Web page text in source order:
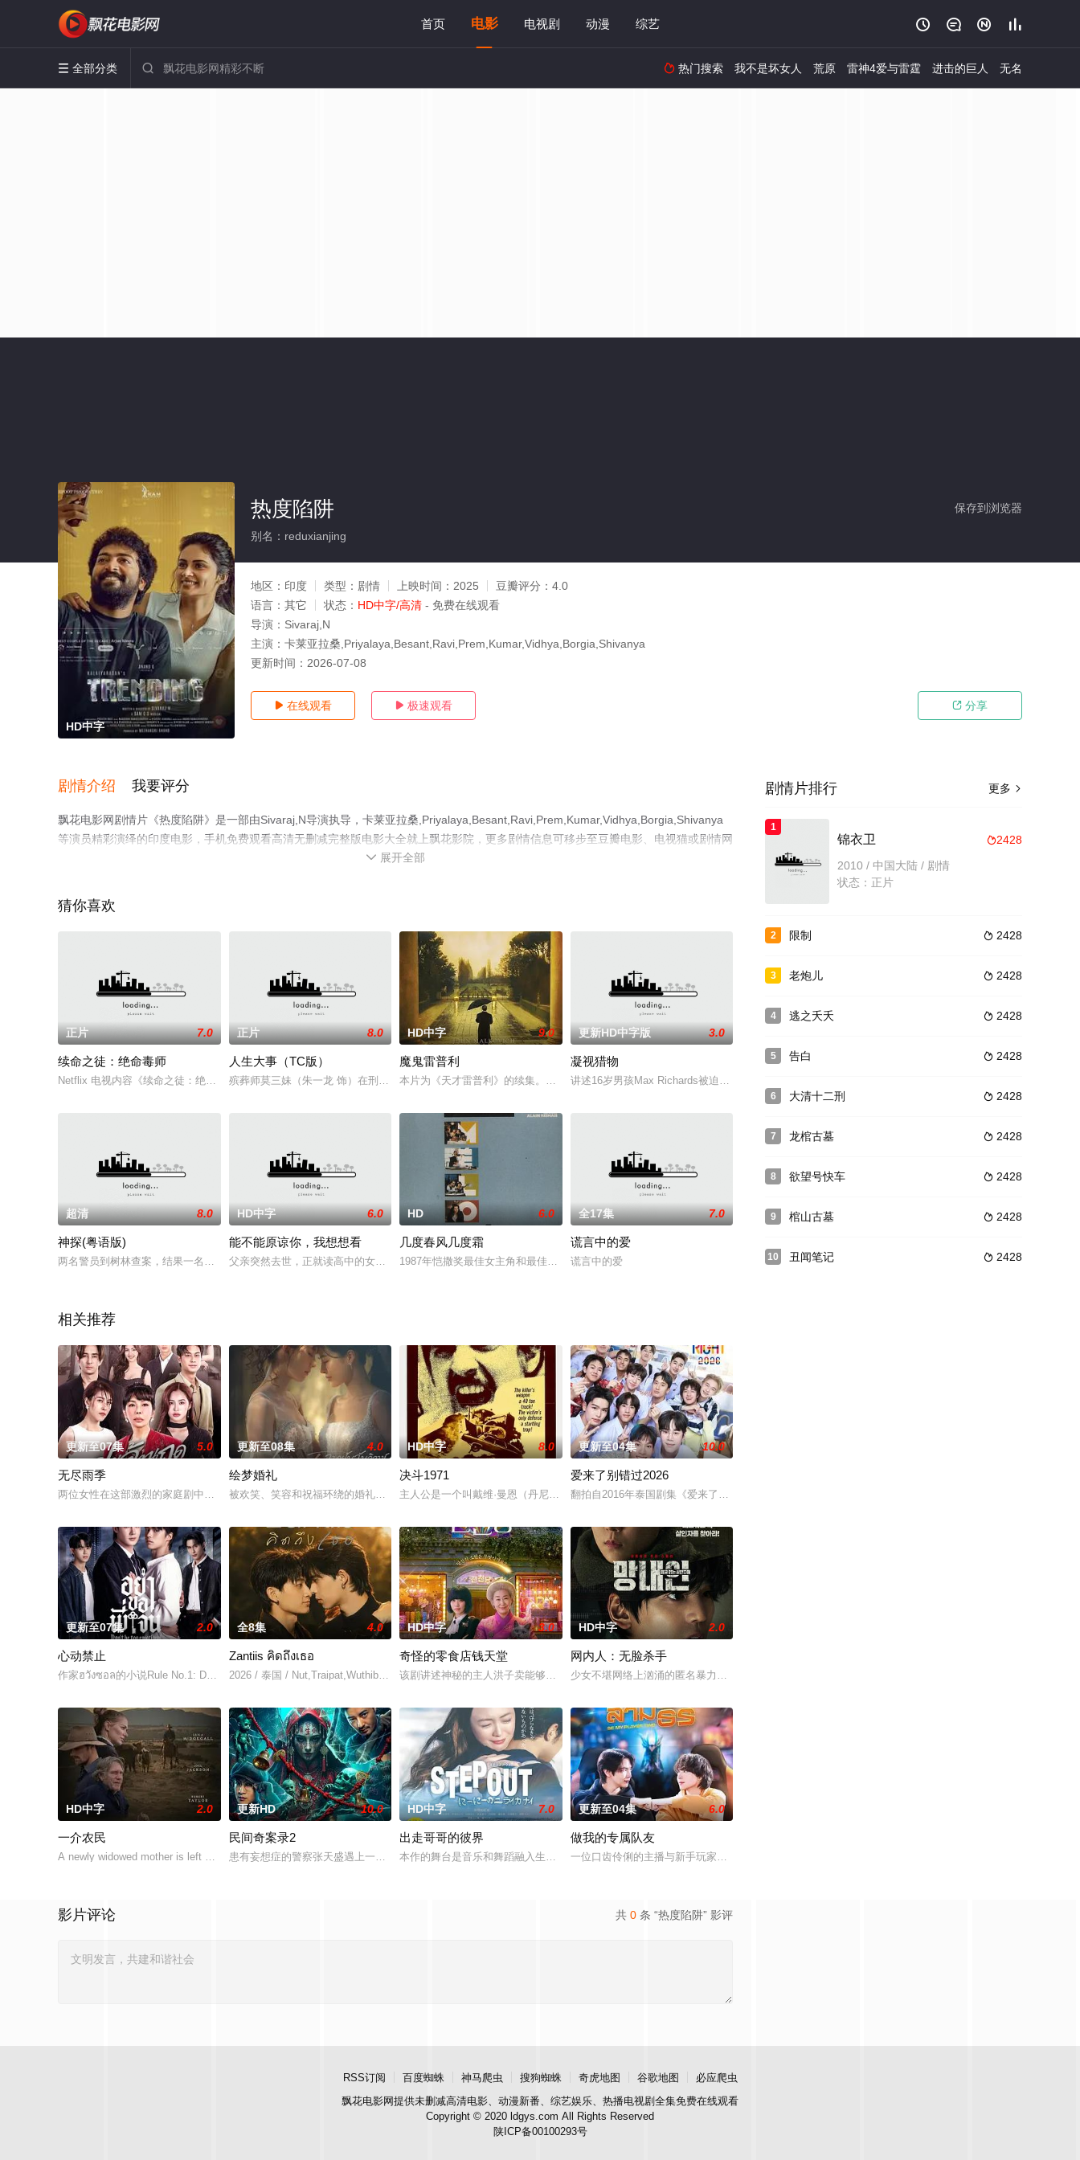
首页 电影 电视剧 动漫 综艺    
 全部分类   热门搜索 我不是坏女人 荒原 雷神4爱与雷霆 进击的巨人 无名
HD中字
保存到浏览器
热度陷阱
别名：reduxianjing
地区： 印度 类型： 剧情 上映时间： 2025 豆瓣评分： 4.0
语言： 其它 状态： HD中字/高清 - 免费在线观看
导演： Sivaraj,N
主演： 卡莱亚拉桑,Priyalaya,Besant,Ravi,Prem,Kumar,Vidhya,Borgia,Shivanya
更新时间： 2026-07-08
 在线观看  极速观看  分享
剧情介绍 我要评分
飘花电影网剧情片《热度陷阱》是一部由Sivaraj,N导演执导，卡莱亚拉桑,Priyalaya,Besant,Ravi,Prem,Kumar,Vidhya,Borgia,Shivanya
等演员精彩演绎的印度电影，手机免费观看高清无删减完整版电影大全就上飘花影院，更多剧情信息可移步至豆瓣电影、电视猫或剧情网
 展开全部
猜你喜欢
正片 7.0
续命之徒：绝命毒师
Netflix 电视内容《续命之徒：绝命毒师电影》回归，主角杰西·平克曼（艾美奖得主亚伦·保尔饰演）再次与粉丝见面。杰西戏剧性地逃出囚禁后，他必
正片 8.0
人生大事（TC版）
殡葬师莫三妹（朱一龙 饰）在刑满释放不久后的一次出殡中，遇到了孤儿武小文（杨恩又 饰），小文的出现，意外地改变了莫三妹对职业和生活的态度。
HD中字 9.0
魔鬼雷普利
本片为《天才雷普利》的续集。在上一集中，雷普利（约翰·马尔科维奇 John Malkovich 饰）凭借自己的聪明才智从一个名不见经传的穷小子摇
更新HD中字版 3.0
凝视猎物
讲述16岁男孩Max Richards被迫与一名致命、有魅力的杀手生活在一起。
超清 8.0
神探(粤语版)
两名警员到树林查案，结果一名警员王国柱(李国麟)连人带枪失踪，另一名警员高志伟(林家栋)平安而回，失枪却接连牵涉不同的抢劫谋杀案重案组督察何家安
HD中字 6.0
能不能原谅你，我想想看
父亲突然去世，正就读高中的女孩木村初实（吉仓葵 饰）随母亲惠子（朝加真由美 饰）搬到了之前在郊外预定的新房子居住。惠子是一名干练独立的律师，因此
HD 6.0
几度春风几度霜
1987年恺撒奖最佳女主角和最佳男配角获得者。讲述了两个旧友重逢后，已经是著名乐手的布朗爱上了朋友之妻……皮埃尔是小提琴演奏者，邀请
全17集 7.0
谎言中的爱
谎言中的爱
相关推荐
更新至07集 5.0
无尽雨季
两位女性在这部激烈的家庭剧中争夺强大的蒂纳拉王朝领导权。法克法一生都在证明自己是合法继承人，但当她终生的敌人帕普瓦特归来夺走一切时，她的世界开始
更新至08集 4.0
绘梦婚礼
被欢笑、笑容和祝福环绕的婚礼仅仅是爱情生活的起点。未来还有许多障碍等待着两人共同跨越。Runch和Neen都曾梦想她们能够携手顺利通过所有考验，
HD中字 8.0
决斗1971
主人公是一个叫戴维·曼恩（丹尼斯·韦弗 Dennis Weaver 饰）的中年男人，这天他在空无一人的州际公路上独自驾车。随后一辆大卡车出现了，
更新至04集 10.0
爱来了别错过2026
翻拍自2016年泰国剧集《爱来了别错过》。
更新至07集 2.0
心动禁止
作家ฮวังซอล的小说Rule No.1: Don't Be Too Emotional อย่าขอพี่เจน影视化3月23日作家FB透
全8集 4.0
Zantiis คิดถึงเธอ
2026 / 泰国 / Nut,Traipat,Wuthibowornnant,Team,Tatchanon,Thongpao,Guide,Piyawat,Khongs
HD中字 3.0
奇怪的零食店钱天堂
该剧讲述神秘的主人洪子卖能够实现人们愿望的神秘零食，以及人们来到那里展开一段魔法般的故事。
HD中字 2.0
网内人：无脸杀手
少女不堪网络上汹涌的匿名暴力，选择结束年轻的生命。悲愤的家属委托私家侦探追查真相，誓要找出躲在屏
HD中字 2.0
一介农民
A newly widowed mother is left with the care of an alcoholic father-in-l
更新HD 10.0
民间奇案录2
患有妄想症的警察张天盛遇上一起离奇的神像杀人事件，勘案过程中，牵引出“婴胎报仇”，“娘娘索命”等一连串妖异事件，张天盛虽被种种诡怪幻象阻碍，却坚
HD中字 7.0
出走哥哥的彼界
本作的舞台是音乐和舞蹈融入生活的冲绳。与母亲朱音、妹妹舞一起生活的照屋踊，憧憬舞蹈学校的丽莎，开始了舞蹈生涯。朱音为了支撑家数在
更新至04集 6.0
做我的专属队友
一位口齿伶俐的主播与新手玩家！顶级主播Thi追捕神秘玩家Zo，后者竟屡次击败他。一场原本只为猎杀对手
共 0 条 “热度陷阱” 影评
影片评论
更多 
剧情片排行
1
2428
锦衣卫
2010 / 中国大陆 / 剧情
状态：正片
2  2428
限制
3  2428
老炮儿
4  2428
逃之夭夭
5  2428
告白
6  2428
大清十二刑
7  2428
龙棺古墓
8  2428
欲望号快车
9  2428
棺山古墓
10  2428
丑闻笔记
RSS订阅 百度蜘蛛 神马爬虫 搜狗蜘蛛 奇虎地图 谷歌地图
必应爬虫
飘花电影网提供未删减高清电影、动漫新番、综艺娱乐、热播电视剧全集免费在线观看
Copyright © 2020 ldgys.com All Rights Reserved
陕ICP备00100293号